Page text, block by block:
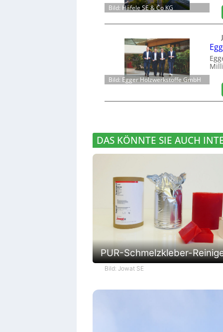
Bild: Häfele SE & Co KG
Bild: Egger Holzwerkstoffe GmbH
DAS KÖNNTE SIE AUCH
PUR-Schmelzkleber-
Bild: Jowat SE